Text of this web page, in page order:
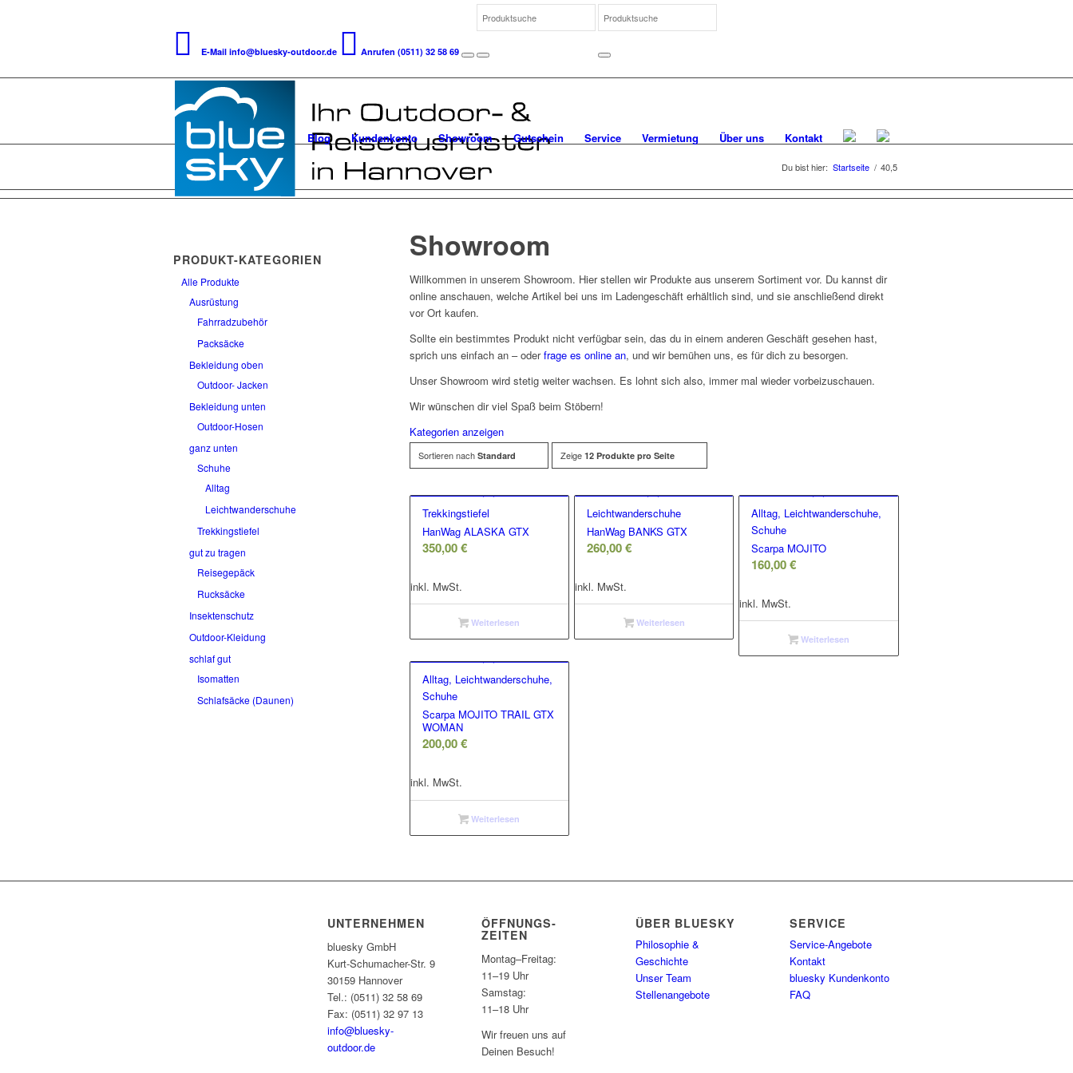
E-Mail info@bluesky-outdoor.de Anrufen (0511) 32 58 69
Blog Kundenkonto Showroom Gutschein Service Vermietung Über uns Kontakt
Du bist hier: Startseite / 40,5
Showroom
Willkommen in unserem Showroom. Hier stellen wir Produkte aus unserem Sortiment vor. Du kannst dir
online anschauen, welche Artikel bei uns im Ladengeschäft erhältlich sind, und sie anschließend direkt
vor Ort kaufen.
Sollte ein bestimmtes Produkt nicht verfügbar sein, das du in einem anderen Geschäft gesehen hast,
sprich uns einfach an – oderfrage es online an, und wir bemühen uns, es für dich zu besorgen.
Unser Showroom wird stetig weiter wachsen. Es lohnt sich also, immer mal wieder vorbeizuschauen.
Wir wünschen dir viel Spaß beim Stöbern!
Kategorien anzeigen
Sortieren nach Standard Zeige 12 Produkte pro Seite
Trekkingstiefel
HanWag ALASKA GTX
350,00€
inkl. MwSt.
Weiterlesen
Leichtwanderschuhe
HanWag BANKS GTX
260,00€
inkl. MwSt.
Weiterlesen
Alltag, Leichtwanderschuhe,
Schuhe
Scarpa MOJITO
160,00€
inkl. MwSt.
Weiterlesen
Alltag, Leichtwanderschuhe,
Schuhe
Scarpa MOJITO TRAIL GTX
WOMAN
200,00€
inkl. MwSt.
Weiterlesen
PRODUKT-KATEGORIEN
Alle Produkte
Ausrüstung
Fahrradzubehör
Packsäcke
Bekleidung oben
Outdoor- Jacken
Bekleidung unten
Outdoor-Hosen
ganz unten
Schuhe
Alltag
Leichtwanderschuhe
Trekkingstiefel
gut zu tragen
Reisegepäck
Rucksäcke
Insektenschutz
Outdoor-Kleidung
schlaf gut
Isomatten
Schlafsäcke (Daunen)
UNTERNEHMEN
bluesky GmbH
Kurt-Schumacher-Str. 9
30159 Hannover
Tel.: (0511) 32 58 69
Fax: (0511) 32 97 13
info@bluesky-
outdoor.de
ÖFFNUNGS­
ZEITEN
Montag–Freitag:
11–19 Uhr
Samstag:
11–18 Uhr
Wir freuen uns auf
Deinen Besuch!
ÜBER BLUESKY
Philosophie &
Geschichte
Unser Team
Stellenangebote
SERVICE
Service-Angebote
Kontakt
bluesky Kundenkonto
FAQ